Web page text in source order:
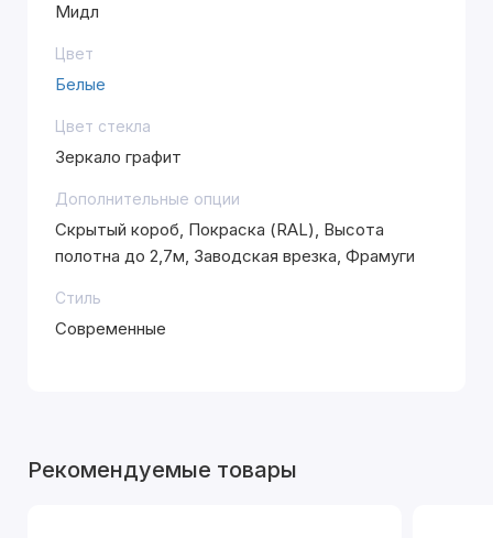
Мидл
Цвет
Белые
Цвет стекла
Зеркало графит
Дополнительные опции
Скрытый короб, Покраска (RAL), Высота
полотна до 2,7м, Заводская врезка, Фрамуги
Стиль
Современные
Рекомендуемые товары